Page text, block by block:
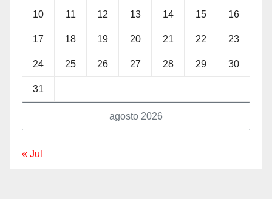
agosto 2026
10 11 12 13 14 15 16
17 18 19 20 21 22 23
24 25 26 27 28 29 30
31
« Jul